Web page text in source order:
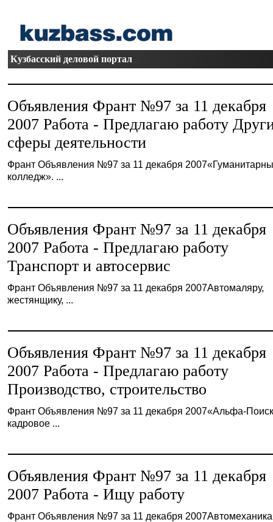
Кузбасский деловой портал
Объявления Франт №97 за 11 декабря
2007 Работа - Предлагаю работу
сферы деятельности
Франт Объявления №97 за 11 декабря
колледж». ...
Объявления Франт №97 за 11 декабря
2007 Работа - Предлагаю работу
Транспорт и автосервис
Франт Объявления №97 за 11 декабря 2007Автомаляру,
жестянщику, ...
Объявления Франт №97 за 11 декабря
2007 Работа - Предлагаю работу
Производство, строительство
Франт Объявления №97 за 11 декабря 2007«Альфа-
кадровое ...
Объявления Франт №97 за 11 декабря
2007 Работа - Ищу работу
Франт Объявления №97 за 11 декабря